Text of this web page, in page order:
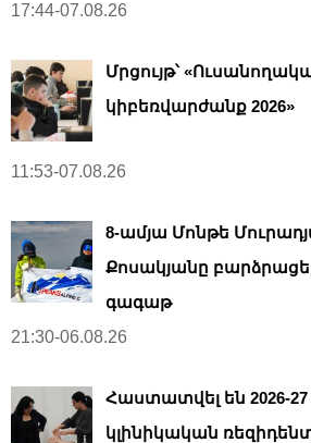
17:44-07.08.26
Մրցույթ՝
կիբեռվարժանք 2026»
11:53-07.08.26
8-ամյա Մոնթե
Քոսակյանը
գագաթ
21:30-06.08.26
Հաստատվել են 2026-
կլինիկական